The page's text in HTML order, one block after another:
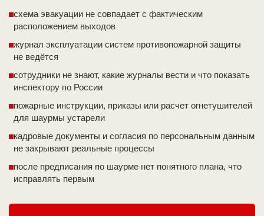
схема эвакуации не совпадает с фактическим
расположением выходов
журнал эксплуатации систем противопожарной защиты
не ведётся
сотрудники не знают, какие журналы вести и что показать
инспектору по России
пожарные инструкции, приказы или расчет огнетушителей
для шаурмы устарели
кадровые документы и согласия по персональным данным
не закрывают реальные процессы
после предписания по шаурме нет понятного плана, что
исправлять первым